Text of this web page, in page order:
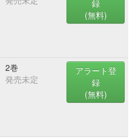
録
(無料)
2巻
発売未定
アラート登
録
(無料)